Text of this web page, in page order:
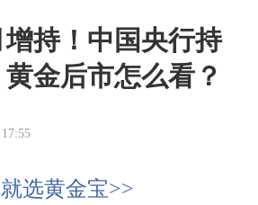
持！中国央行持
金后市怎么看？
选黄金宝>>